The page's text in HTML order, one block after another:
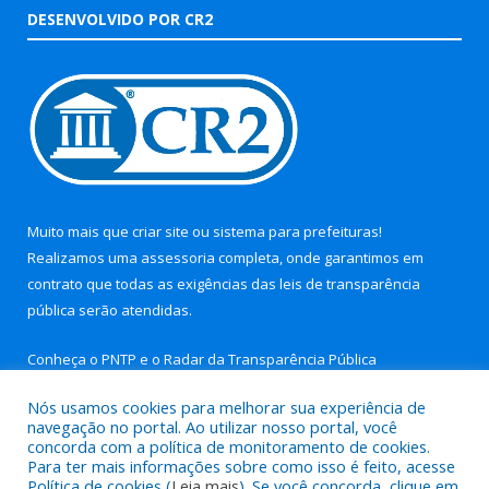
DESENVOLVIDO POR CR2
Muito mais que criar site ou sistema para prefeituras!
Realizamos uma assessoria completa, onde garantimos em
contrato que todas as exigências das leis de transparência
pública serão atendidas.
Conheça o PNTP e o Radar da Transparência Pública
Todos os direitos reservados a Prefeitura Municipal de Aurora
Nós usamos cookies para melhorar sua experiência de
navegação no portal. Ao utilizar nosso portal, você
concorda com a política de monitoramento de cookies.
Para ter mais informações sobre como isso é feito, acesse